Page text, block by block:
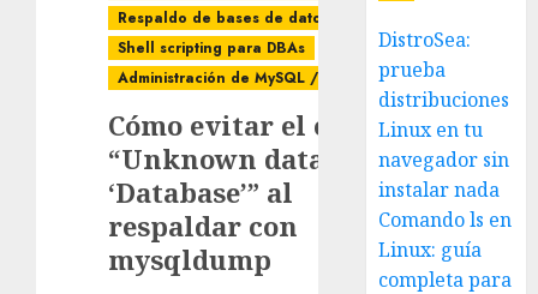
Respaldo de bases de datos
Shell scripting para DBAs
Administración de MySQL / MariaDB
Cómo evitar el error
“Unknown database
‘Database’” al
respaldar con
mysqldump
DistroSea:
prueba
distribuciones
Linux en tu
navegador sin
instalar nada
Comando ls en
Linux: guía
completa para